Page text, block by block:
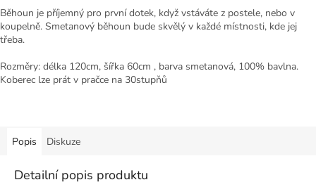
Běhoun je příjemný pro první dotek, když vstáváte z postele, nebo v
koupelně. Smetanový běhoun bude skvělý v každé místnosti, kde jej
třeba.
Rozměry: délka 120cm, šířka 60cm , barva smetanová, 100% bavlna.
Koberec lze prát v pračce na 30stupňů
Popis Diskuze
Detailní popis produktu